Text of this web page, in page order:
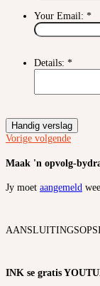
Your Email: *
Details: *
Handig verslag
Vorige volgende
Maak 'n opvolg-
Jy moet aangemeld
INK se gratis